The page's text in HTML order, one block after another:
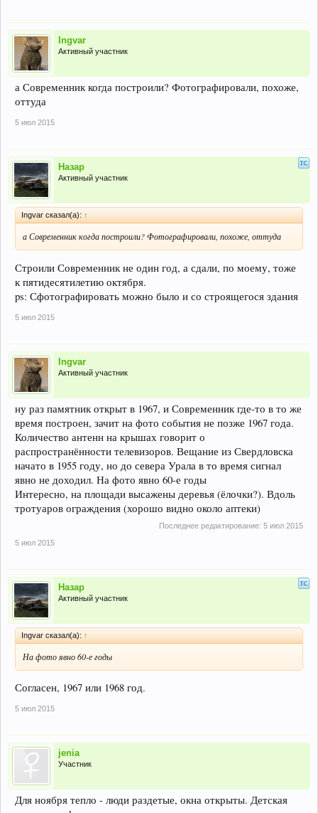
Ingvar
Активный участник
а Современник когда построили? Фотографировали, похоже,
оттуда
5 июл 2015
Назар
Активный участник
Ingvar сказал(а): ↑
а Современник когда построили? Фотографировали, похоже, оттуда
Строили Современник не один год, а сдали, по моему, тоже
к пятидесятилетию октября.
ps: Сфотографировать можно было и со строящегося здания
5 июл 2015
Ingvar
Активный участник
ну раз памятник открыт в 1967, и Современник где-то в то же
время построен, зачит на фото события не позже 1967 года.
Количество антенн на крышах говорит о
распространённости телевизоров. Вещание из Свердловска
начато в 1955 году, но до севера Урала в то время сигнал
явно не доходил. На фото явно 60-е годы
Интересно, на площади высажены деревья (ёлочки?). Вдоль
тротуаров ограждения (хорошо видно около аптеки)
Последнее редактирование: 5 июл 2015
5 июл 2015
Назар
Активный участник
Ingvar сказал(а): ↑
На фото явно 60-е годы
Согласен, 1967 или 1968 год.
5 июл 2015
jenia
Участник
Для ноября тепло - люди раздетые, окна открыты. Детская